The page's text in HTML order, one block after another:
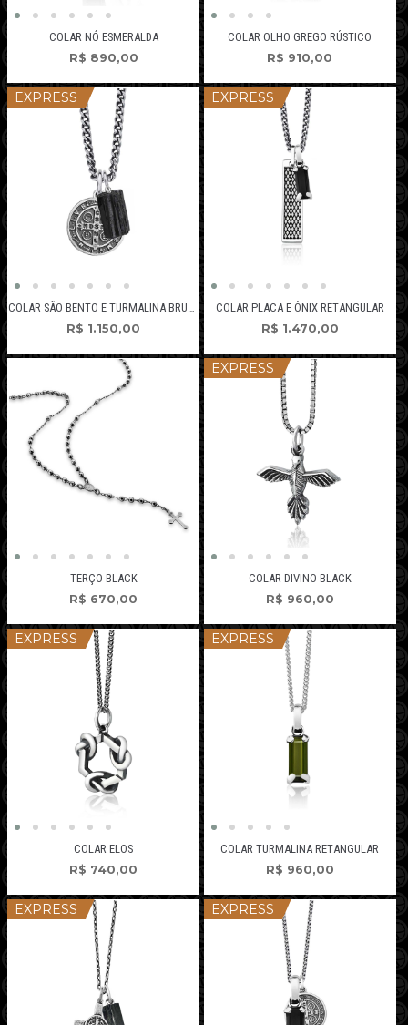
COLAR NÓ ESMERALDA
R$ 890,00
COLAR OLHO GREGO RÚSTICO
R$ 910,00
EXPRESS
R$ 1.150,00
EXPRESS
COLAR PLACA E ÔNIX RETANGULAR
R$ 1.470,00
TERÇO BLACK
R$ 670,00
EXPRESS
COLAR DIVINO BLACK
R$ 960,00
EXPRESS
COLAR ELOS
R$ 740,00
EXPRESS
COLAR TURMALINA RETANGULAR
R$ 960,00
EXPRESS EXPRESS